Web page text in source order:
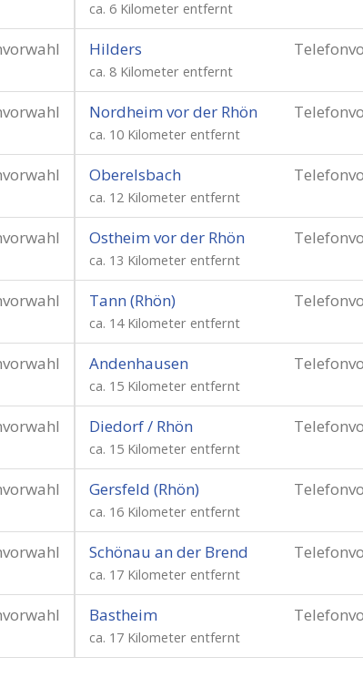
ca. 6 Kilometer entfernt
Hilders
ca. 8 Kilometer entfernt
Nordheim vor der Rhön
ca. 10 Kilometer entfernt
Oberelsbach
ca. 12 Kilometer entfernt
Ostheim vor der Rhön
ca. 13 Kilometer entfernt
Tann (Rhön)
ca. 14 Kilometer entfernt
Andenhausen
ca. 15 Kilometer entfernt
Diedorf / Rhön
ca. 15 Kilometer entfernt
Gersfeld (Rhön)
ca. 16 Kilometer entfernt
Schönau an der Brend
ca. 17 Kilometer entfernt
Bastheim
ca. 17 Kilometer entfernt